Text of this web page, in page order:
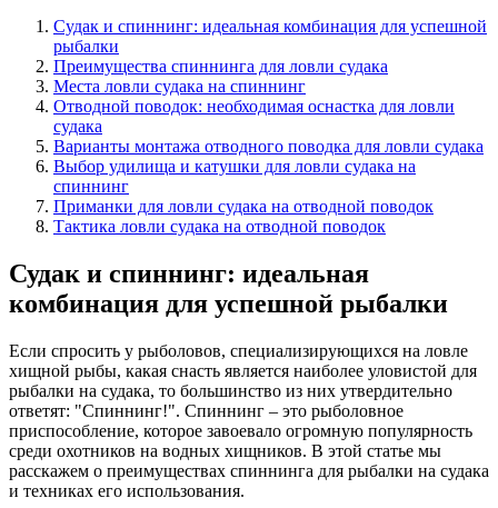
Судак и спиннинг: идеальная комбинация для успешной
рыбалки
Преимущества спиннинга для ловли судака
Места ловли судака на спиннинг
Отводной поводок: необходимая оснастка для ловли
судака
Варианты монтажа отводного поводка для ловли судака
Выбор удилища и катушки для ловли судака на
спиннинг
Приманки для ловли судака на отводной поводок
Тактика ловли судака на отводной поводок
Судак и спиннинг: идеальная
комбинация для успешной рыбалки
Если спросить у рыболовов, специализирующихся на ловле
хищной рыбы, какая снасть является наиболее уловистой для
рыбалки на судака, то большинство из них утвердительно
ответят: "Спиннинг!". Спиннинг – это рыболовное
приспособление, которое завоевало огромную популярность
среди охотников на водных хищников. В этой статье мы
расскажем о преимуществах спиннинга для рыбалки на судака
и техниках его использования.